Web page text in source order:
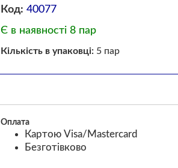
Код: 40077
Є в наявності 8 пар
Кількість в упаковці: 5 пар
Оплата
Картою Visa/Mastercard
Безготівково